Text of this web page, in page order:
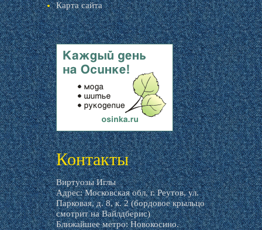
Карта сайта
livemaster.ru
Контакты
Виртуозы Иглы
Адрес: Московская обл, г. Реутов, ул.
Парковая, д. 8, к. 2 (бордовое крыльцо
смотрит на Вайлдберис)
Ближайшее метро: Новокосино.